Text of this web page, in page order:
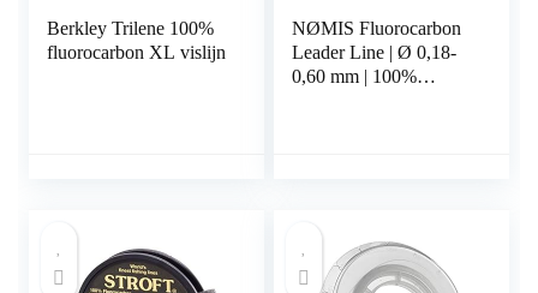
Berkley Trilene 100%
fluorocarbon XL vislijn
NØMIS Fluorocarbon
Leader Line | Ø 0,18-
0,60 mm | 100%